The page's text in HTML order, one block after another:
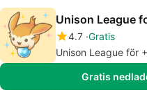
Unison League
4.7 Gratis
Unison League för
Gratis